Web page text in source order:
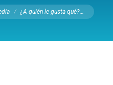
¿A quién le gusta qué?…